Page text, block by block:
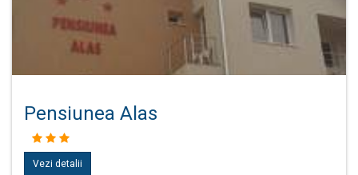
Pensiunea Alas
Vezi detalii